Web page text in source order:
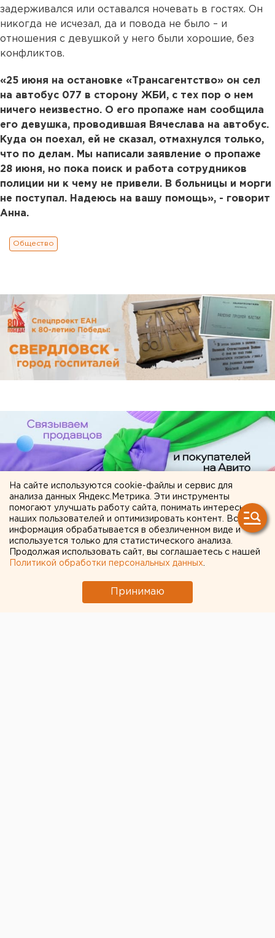
задерживался или оставался ночевать в гостях. Он
никогда не исчезал, да и повода не было – и
отношения с девушкой у него были хорошие, без
конфликтов.
«25 июня на остановке «Трансагентство» он сел
на автобус 077 в сторону ЖБИ, с тех пор о нем
ничего неизвестно. О его пропаже нам сообщила
его девушка, проводившая Вячеслава на автобус.
Куда он поехал, ей не сказал, отмахнулся только,
что по делам. Мы написали заявление о пропаже
28 июня, но пока поиск и работа сотрудников
полиции ни к чему не привели. В больницы и морги
не поступал. Надеюсь на вашу помощь», - говорит
Анна.
Общество
ЧИТАЙТЕ ТАКЖЕ:
Федеральные компании не могут найти в
Участок с челябинским элеватором выставят
На сайте используются cookie-файлы и сервис для
анализа данных Яндекс.Метрика. Эти инструменты
помогают улучшать работу сайта, понимать интересы
наших пользователей и оптимизировать контент. Вся
информация обрабатывается в обезличенном виде и
используется только для статистического анализа.
Продолжая использовать сайт, вы соглашаетесь с нашей
Политикой обработки персональных данных
Принимаю